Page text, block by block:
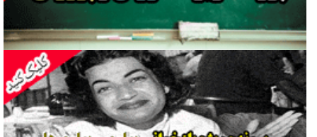
جراحی‌های زیبایی با مدرک فوق‌دیپلم! + گفت‌وگو با متهم
گفت‌وگو با همسر یکی از شهدای جنگ رمضان/ پیکر بی‌سر شهید را از
انگشت‌های پا شناسایی کردیم
نسلی که آنلاین الگو می‌گیرد
گفت‌وگو با آیت‌الله جاودان/ جفای مخالفان مکانت معنوی رهبر شهید را